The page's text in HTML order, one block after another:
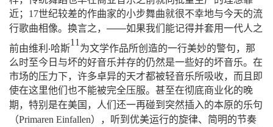
近； 17世纪较差的作曲家的小步舞曲就很不幸地与今天的流
行歌曲相像。换言之， ——如果我们能记得并套用一代人之
前由维利 ·哈斯
11
为文学作品所创造的一行美妙的警句，那
么时至今日与坏的好音乐并存的仍然是一些好的坏音乐。在
市场的压力下，许多卓异的天才都被轻音乐所吸收，而且即
使在这里他们也不能被完全压服。甚至在彻底商业化的晚
期，特别是在美国，人们还一再碰到突然插入的本原的乐句
（Primaren Einfallen）
，听到优美运行的旋律、简明的节奏